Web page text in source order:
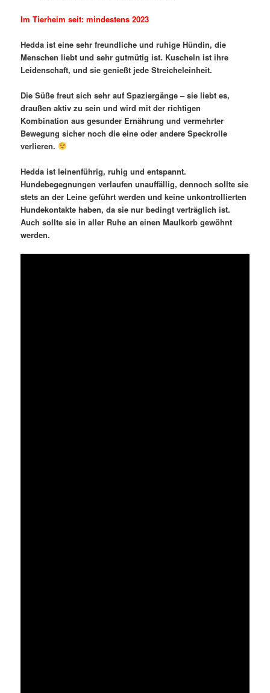
Im Tierheim seit: mindestens 2023
Hedda ist eine sehr freundliche und ruhige Hündin, die
Menschen liebt und sehr gutmütig ist. Kuscheln ist ihre
Leidenschaft, und sie genießt jede Streicheleinheit.
Die Süße freut sich sehr auf Spaziergänge – sie liebt es,
draußen aktiv zu sein und wird mit der richtigen
Kombination aus gesunder Ernährung und vermehrter
Bewegung sicher noch die eine oder andere Speckrolle
verlieren.
Hedda ist leinenführig, ruhig und entspannt.
Hundebegegnungen verlaufen unauffällig, dennoch sollte sie
stets an der Leine geführt werden und keine unkontrollierten
Hundekontakte haben, da sie nur bedingt verträglich ist.
Auch sollte sie in aller Ruhe an einen Maulkorb gewöhnt
werden.